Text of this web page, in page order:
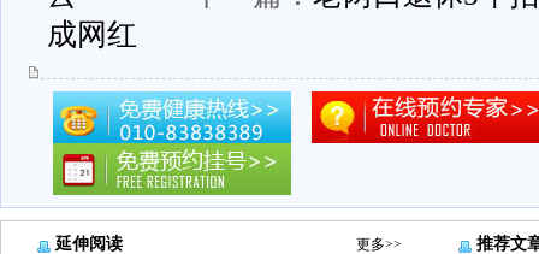
成网红
延伸阅读 更多>> 推荐文